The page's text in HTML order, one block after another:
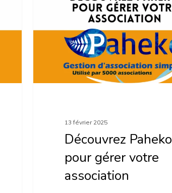
votre
association
13 février 2025
Découvrez Paheko
pour gérer votre
association